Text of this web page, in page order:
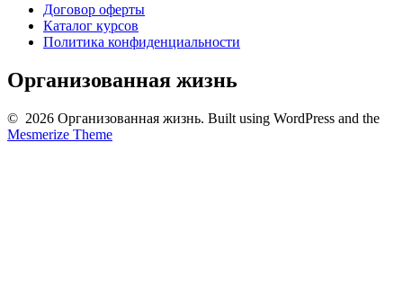
Договор оферты
Каталог курсов
Политика конфиденциальности
Организованная жизнь
© 2026 Организованная жизнь. Built using WordPress and the
Mesmerize Theme